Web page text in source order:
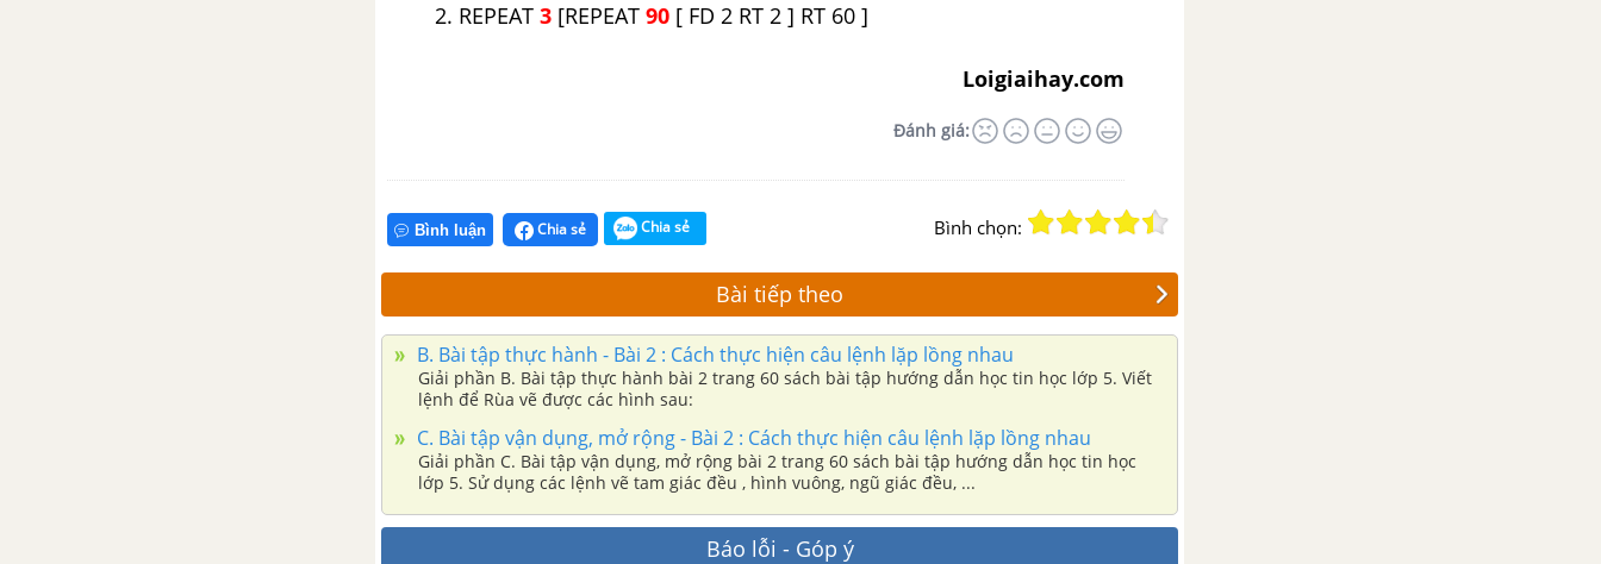
REPEAT 3[REPEAT 90 [ FD 2 RT 2 ] RT 60 ]
Loigiaihay.com
Đánh giá:
Bình luận Chia sẻ Chia sẻ Bình chọn:
Bài tiếp theo
B. Bài tập thực hành - Bài 2 : Cách thực hiện câu lệnh lặp lồng nhau
Giải phần B. Bài tập thực hành bài 2 trang 60 sách bài tập hướng dẫn học tin học lớp 5. Viết
lệnh để Rùa vẽ được các hình sau:
C. Bài tập vận dụng, mở rộng - Bài 2 : Cách thực hiện câu lệnh lặp lồng nhau
Giải phần C. Bài tập vận dụng, mở rộng bài 2 trang 60 sách bài tập hướng dẫn học tin học
lớp 5. Sử dụng các lệnh vẽ tam giác đều , hình vuông, ngũ giác đều, ...
Báo lỗi - Góp ý